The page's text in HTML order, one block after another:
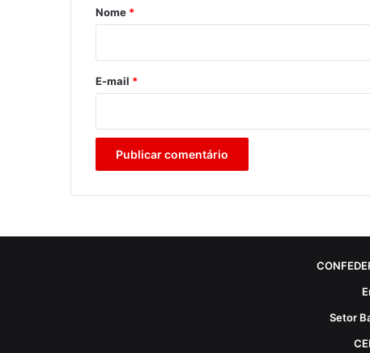
r
*
Nome *
E-mail *
Setor